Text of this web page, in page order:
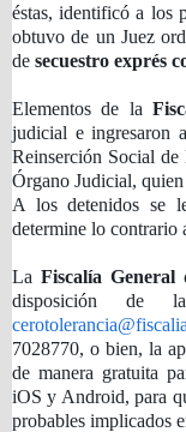
éstas, identificó a los
obtuvo de un Juez
de secuestro exprés
Elementos de la
judicial e ingresaron
Reinserción Social
Órgano Judicial,
A los detenidos se
determine lo contrario
La Fiscalía General
disposición de
7028770, o bien, la
de manera gratuita
iOS y Android, para
probables implicados